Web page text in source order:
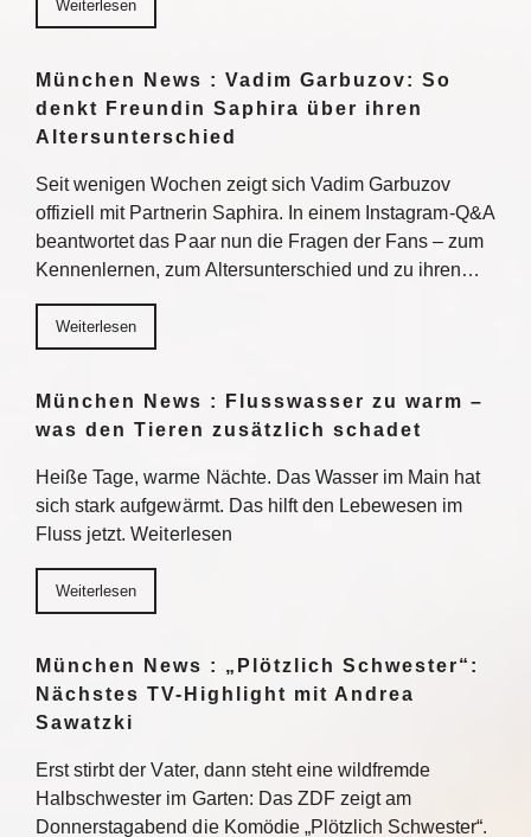
Weiterlesen
München News : Vadim Garbuzov: So
denkt Freundin Saphira über ihren
Altersunterschied
Seit wenigen Wochen zeigt sich Vadim Garbuzov
offiziell mit Partnerin Saphira. In einem Instagram-Q&A
beantwortet das Paar nun die Fragen der Fans – zum
Kennenlernen, zum Altersunterschied und zu ihren…
Weiterlesen
München News : Flusswasser zu warm –
was den Tieren zusätzlich schadet
Heiße Tage, warme Nächte. Das Wasser im Main hat
sich stark aufgewärmt. Das hilft den Lebewesen im
Fluss jetzt. Weiterlesen
Weiterlesen
München News : „Plötzlich Schwester“:
Nächstes TV-Highlight mit Andrea
Sawatzki
Erst stirbt der Vater, dann steht eine wildfremde
Halbschwester im Garten: Das ZDF zeigt am
Donnerstagabend die Komödie „Plötzlich Schwester“.